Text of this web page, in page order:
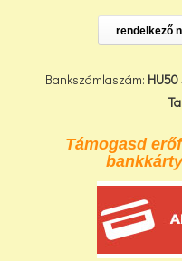
rendelkező
Bankszámlaszám:
Támogasd